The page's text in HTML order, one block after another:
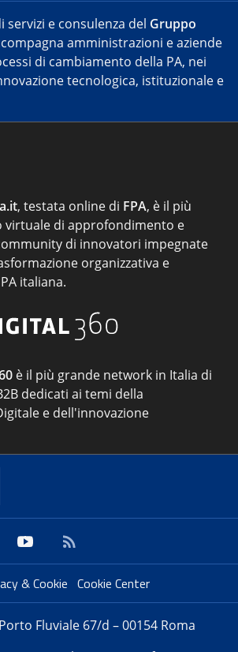
servizi e consulenza del Gruppo
amministrazioni e aziende
di cambiamento della PA, nei
tecnologica, istituzionale e
, testata online di FPA, è il più
virtuale di approfondimento e
di innovatori impegnate
organizzativa e
italiana.
è il più grande network in Italia di
dedicati ai temi della
e dell'innovazione
& Cookie Cookie Center
Fluviale 67/d – 00154 Roma